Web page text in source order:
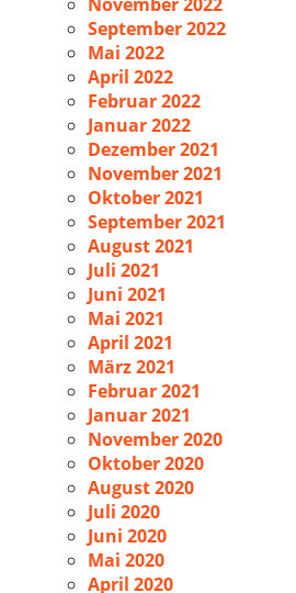
September 2022
Mai 2022
April 2022
Februar 2022
Januar 2022
Dezember 2021
November 2021
Oktober 2021
September 2021
August 2021
Juli 2021
Juni 2021
Mai 2021
April 2021
März 2021
Februar 2021
Januar 2021
November 2020
Oktober 2020
August 2020
Juli 2020
Juni 2020
Mai 2020
April 2020